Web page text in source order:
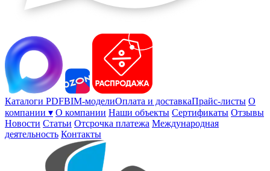
Каталоги PDFBIM-моделиОплата и доставкаПрайс-листы О
компании ▾ О компании Наши объекты Сертификаты Отзывы
Новости Статьи Отсрочка платежа Международная
деятельность Контакты